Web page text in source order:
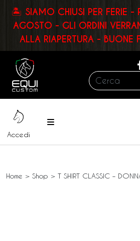
🏝️ SIAMO CHIUSI PER FERIE -
AGOSTO - GLI ORDINI
ALLA RIAPERTURA - BUONE
Cerca:
Accedi
Menu
Home > Shop > T SHIRT CLASSIC –